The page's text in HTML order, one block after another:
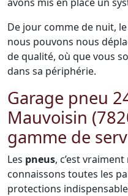
De jour comme de nuit, le
nous pouvons nous
de qualité, où que vous
dans sa périphérie.
Garage pneu
Mauvoisin
gamme de
Les pneus, c’est
connaissons toutes les
protections